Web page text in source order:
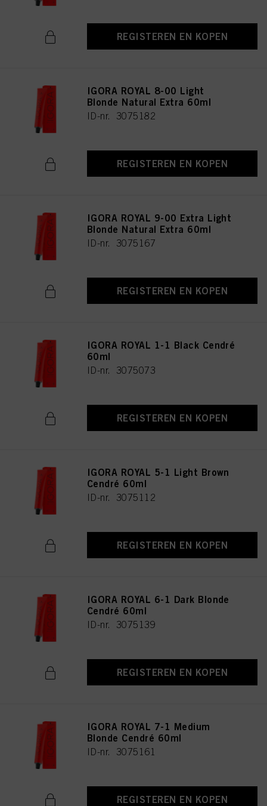
REGISTEREN EN KOPEN
IGORA ROYAL 8-00 Light
Blonde Natural Extra 60ml
ID-nr. 3075182
REGISTEREN EN KOPEN
IGORA ROYAL 9-00 Extra Light
Blonde Natural Extra 60ml
ID-nr. 3075167
REGISTEREN EN KOPEN
IGORA ROYAL 1-1 Black Cendré
60ml
ID-nr. 3075073
REGISTEREN EN KOPEN
IGORA ROYAL 5-1 Light Brown
Cendré 60ml
ID-nr. 3075112
REGISTEREN EN KOPEN
IGORA ROYAL 6-1 Dark Blonde
Cendré 60ml
ID-nr. 3075139
REGISTEREN EN KOPEN
IGORA ROYAL 7-1 Medium
Blonde Cendré 60ml
ID-nr. 3075161
REGISTEREN EN KOPEN